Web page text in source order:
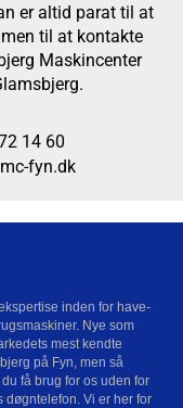
er altid parat til at
til at kontakte
Maskincenter
14 60
fyn.dk
inden for have-
Nye som
mest kendte
på Fyn, men så
få brug for os uden for
døgntelefon. Vi er her for